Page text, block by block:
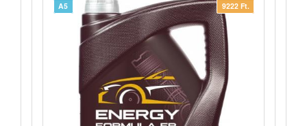
9222 Ft.
A5